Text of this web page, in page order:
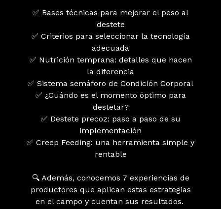
✅ Bases técnicas para mejorar el peso al
destete
✅ Criterios para seleccionar la tecnología
adecuada
✅ Nutrición temprana: detalles que hacen
la diferencia
✅ Sistema semáforo de Condición Corporal
✅ ¿Cuándo es el momento óptimo para
destetar?
✅ Destete precoz: paso a paso de su
implementación
✅ Creep Feeding: una herramienta simple y
rentable
🔍 Además, conocemos 7 experiencias de
productores que aplican estas estrategias
en el campo y cuentan sus resultados.